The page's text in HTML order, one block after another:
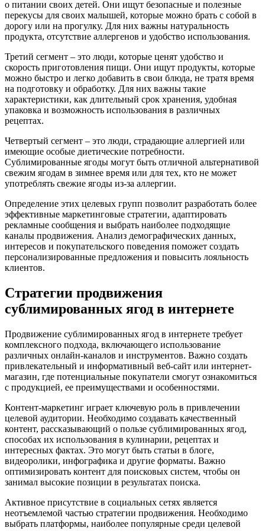
о питании своих детей. Они ищут безопасные и полезные
перекусы для своих малышей, которые можно брать с собой в
дорогу или на прогулку. Для них важны натуральность
продукта, отсутствие аллергенов и удобство использования.
Третий сегмент – это люди, которые ценят удобство и
скорость приготовления пищи. Они ищут продукты, которые
можно быстро и легко добавить в свои блюда, не тратя время
на подготовку и обработку. Для них важны такие
характеристики, как длительный срок хранения, удобная
упаковка и возможность использования в различных
рецептах.
Четвертый сегмент – это люди, страдающие аллергией или
имеющие особые диетические потребности.
Сублимированные ягоды могут быть отличной альтернативой
свежим ягодам в зимнее время или для тех, кто не может
употреблять свежие ягоды из-за аллергии.
Определение этих целевых групп позволит разработать более
эффективные маркетинговые стратегии, адаптировать
рекламные сообщения и выбрать наиболее подходящие
каналы продвижения. Анализ демографических данных,
интересов и покупательского поведения поможет создать
персонализированные предложения и повысить лояльность
клиентов.
Стратегии продвижения
сублимированных ягод в интернете
Продвижение сублимированных ягод в интернете требует
комплексного подхода, включающего использование
различных онлайн-каналов и инструментов. Важно создать
привлекательный и информативный веб-сайт или интернет-
магазин, где потенциальные покупатели смогут ознакомиться
с продукцией, ее преимуществами и особенностями.
Контент-маркетинг играет ключевую роль в привлечении
целевой аудитории. Необходимо создавать качественный
контент, рассказывающий о пользе сублимированных ягод,
способах их использования в кулинарии, рецептах и
интересных фактах. Это могут быть статьи в блоге,
видеоролики, инфографика и другие форматы. Важно
оптимизировать контент для поисковых систем, чтобы он
занимал высокие позиции в результатах поиска.
Активное присутствие в социальных сетях является
неотъемлемой частью стратегии продвижения. Необходимо
выбрать платформы, наиболее популярные среди целевой